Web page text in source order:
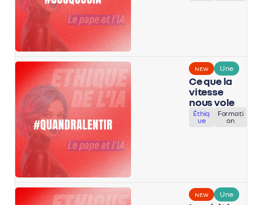
NEW Une
Ce que la
vitesse
nous vole
Éthiq
ue
Formati
on
NEW Une